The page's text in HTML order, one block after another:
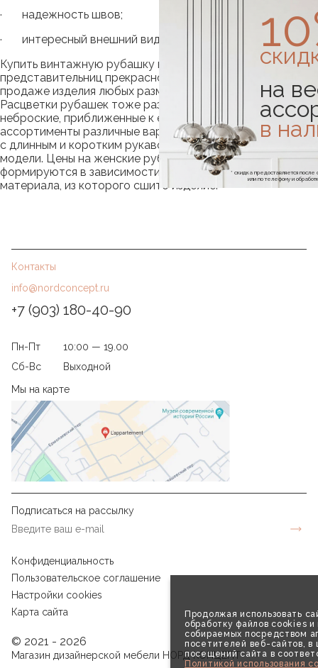
Продолжая использовать
обработку файлов cookies и
собираемых посредством
посетителей веб-сайтов, в
посещений сайта в
Политикой использования
· надежность швов;
· интересный внешний вид.
Купить винтажную рубашку в нашем магазине можно для
представительниц прекрасного пола любого возраста. В
продаже изделия любых размеров и различной длины.
Расцветки рубашек тоже разные, но преимущественно
неброские, приближенные к естественным. В
ассортименты различные варианты: с воротником и без,
с длинным и коротким рукавом, есть ассиметричные
модели. Цены на женские рубашки различны. Они
формируются в зависимости от особенностей модели и
материала, из которого сшито изделие.
на
в
* скидка предоставляется
или по телефону и
Контакты
info@nordconcept.ru
+7 (903) 180-40-90
Пн-Пт
10:00 — 19.00
Сб-Вс
Выходной
Мы на карте
Подписаться на рассылку
Конфиденциальность
Пользовательское соглашение
Настройки cookies
Карта сайта
© 2021 - 2026
Магазин дизайнерской мебели НОРД КОНЦЕПТ